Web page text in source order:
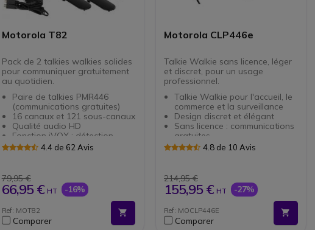
Motorola T82
Pack de 2 talkies walkies solides
pour communiquer gratuitement
au quotidien.
Paire de talkies PMR446
(communications gratuites)
16 canaux et 121 sous-canaux
Qualité audio HD
Fonction iVOX : détection
automatique de la voix
Portée : jusqu’à 10km (selon
l’environnement)
Autonomie : 18h en usage
Compatibles avec tous les
talkies PMR446
4.4 de 62 Avis
79,95 €
66,95 € HT -16%
Ref: MOT82
Comparer
Motorola CLP446e
Talkie Walkie sans licence, léger
et discret, pour un usage
professionnel.
Talkie Walkie pour l'accueil, le
commerce et la surveillance
Design discret et élégant
Sans licence : communications
gratuites
Avec fonction mains-libres
poussière et aux vibrations
Revêtement antimicrobien
Fonctionnement avec
assistance vocale et voyant
lumineux intelligent
4.8 de 10 Avis
214,95 €
155,95 € HT -27%
Ref: MOCLP446E
Comparer